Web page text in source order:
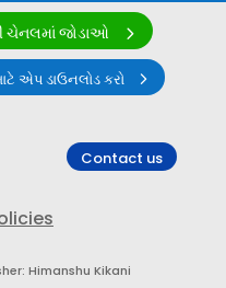
ચેનલમાં જોડાઓ
એપ ડાઉનલોડ કરો
Contact us
Himanshu Kikani